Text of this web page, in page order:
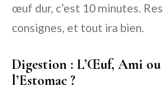
œuf dur, c’est 10 minutes.
consignes, et tout ira bien.
Digestion : L’Œuf, Ami
l’Estomac ?